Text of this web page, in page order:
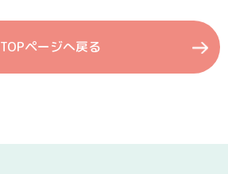
TOPページへ戻る